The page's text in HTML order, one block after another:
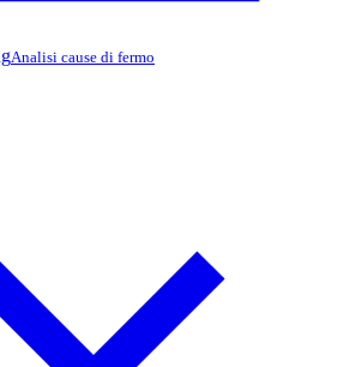
Analisi cause di fermo